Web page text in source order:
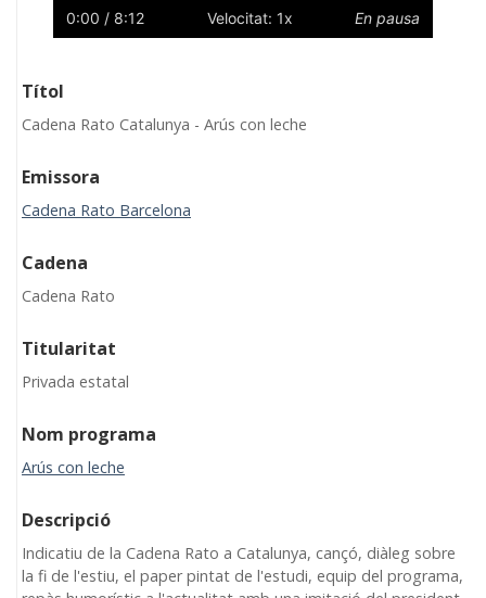
0:00 / 8:12 Velocitat: 1x En pausa
Títol
Cadena Rato Catalunya - Arús con leche
Emissora
Cadena Rato Barcelona
Cadena
Cadena Rato
Titularitat
Privada estatal
Nom programa
Arús con leche
Descripció
Indicatiu de la Cadena Rato a Catalunya, cançó, diàleg sobre
la fi de l'estiu, el paper pintat de l'estudi, equip del programa,